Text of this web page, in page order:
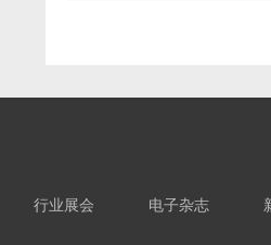
行业展会 电子杂志